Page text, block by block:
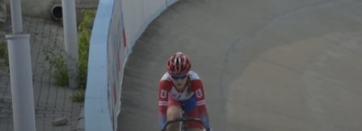
ДоброЦентр
Голодный шпион